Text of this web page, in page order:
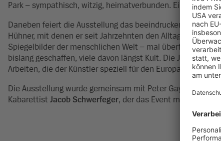
Park – sympathisch, witzig, heimatverbunden. Ein
Daneben feiert die Ausstellung das beeindruckende
Hühner, mit denen er seit Jahrzehnten den Alltag karikiert.
Spiegelbilder der menschlichen Welt – mal überfordert,
bislang geschaffen, viele davon längst Kult. Die
Arbeiten, die der Künstler speziell für den Europa-Park
Die Ausstellung wurde gemeinsam mit Peter Gaymann und
Kabarettist Jacob Schwerfeger, der das Event moderierte,